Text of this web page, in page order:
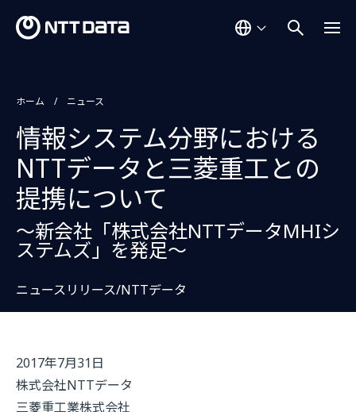
ホーム ニュース
情報システム分野における
NTTデータと三菱重工との
提携について
～新会社「株式会社NTTデータMHIシ
ステムズ」を発足～
ニュースリリース/NTTデータ
2017年7月31日
株式会社NTTデータ
三菱重工業株式会社